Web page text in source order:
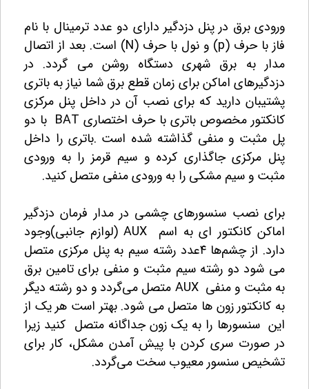
ورودی برق در پنل دزدگیر دارای دو عدد ترمینال با نام
فاز با حرف (p) و نول با حرف (N) است. بعد از اتصال
مدار به برق شهری دستگاه روشن می گردد. در
دزدگیرهای اماکن برای زمان قطع برق شما نیاز به باتری
پشتیبان دارید که برای نصب آن در داخل پنل مرکزی
کانکتور مخصوص باتری با حرف اختصاری BAT با دو
پل مثبت و منفی گذاشته شده است .باتری را داخل
پنل مرکزی جاگذاری کرده و سیم قرمز را به ورودی
مثبت و سیم مشکی را به ورودی منفی متصل کنید.
برای نصب سنسورهای چشمی در مدار فرمان دزدگیر
اماکن کانکتور ای به اسم AUX (لوازم جانبی)وجود
دارد. از چشم‌ها ۴عدد رشته سیم به پنل مرکزی متصل
می شود دو رشته سیم مثبت و منفی برای تامین برق
به مثبت و منفی AUX متصل می‌گردد و دو رشته دیگر
به کانکتور زون ها متصل می شود. بهتر است هر یک از
این سنسورها را به یک زون جداگانه متصل کنید زیرا
در صورت سری کردن با پیش آمدن مشکل، کار برای
تشخیص سنسور معیوب سخت می‌گردد.